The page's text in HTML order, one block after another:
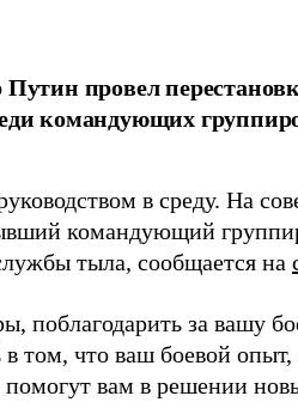
провел
командующих
в среду. На
командующий
тыла, сообщается на
поблагодарить за вашу
в том, что ваш боевой
вам в решении